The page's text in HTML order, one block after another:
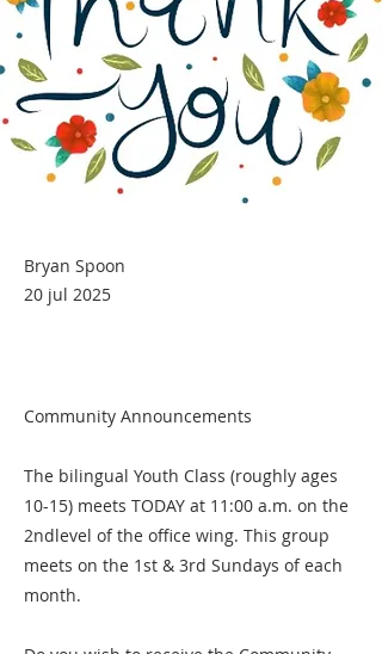
Bryan Spoon
20 jul 2025
Community Announcements
The bilingual Youth Class (roughly ages
10-15) meets TODAY at 11:00 a.m. on the
2ndlevel of the office wing. This group
meets on the 1st & 3rd Sundays of each
month.